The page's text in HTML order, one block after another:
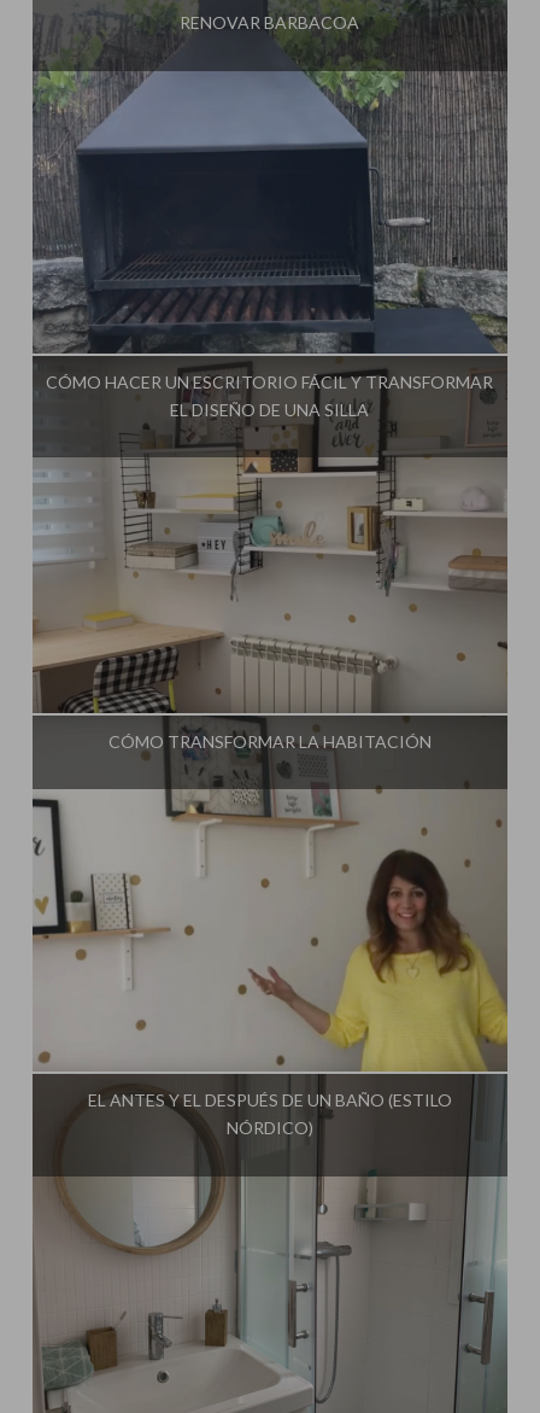
RENOVAR BARBACOA
Influencer:Mimo de Mami
CÓMO HACER UN ESCRITORIO FÁCIL Y TRANSFORMAR
EL DISEÑO DE UNA SILLA
Influencer:
CÓMO TRANSFORMAR LA HABITACIÓN
Mimo de Mami
EL ANTES Y EL DESPUÉS DE UN BAÑO (ESTILO
NÓRDICO)
Influencer:Mimo de Mami